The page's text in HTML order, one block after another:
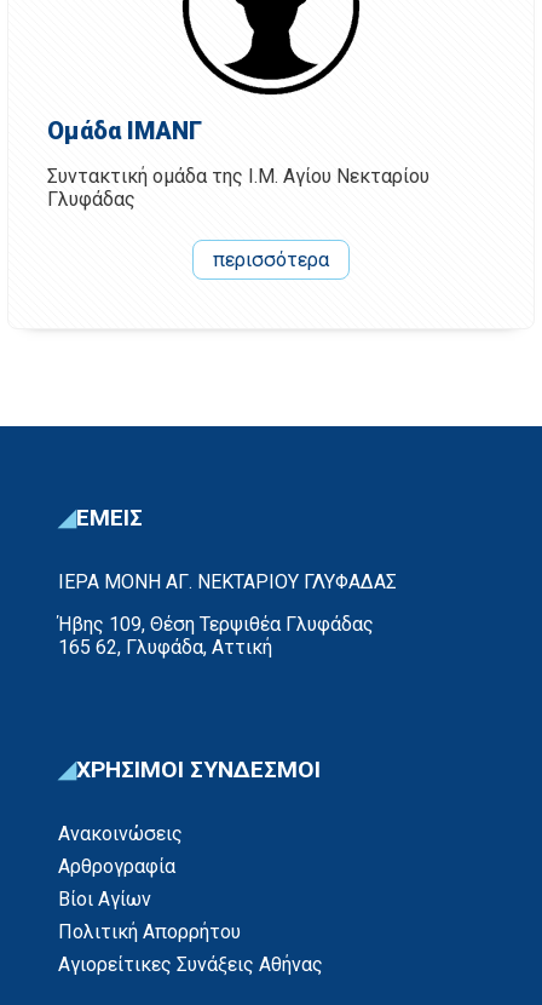
Ομάδα ΙΜΑΝΓ
Συντακτική ομάδα της Ι.Μ. Αγίου Νεκταρίου
Γλυφάδας
περισσότερα
ΕΜΕΙΣ
ΙΕΡΑ ΜΟΝΗ ΑΓ. ΝΕΚΤΑΡΙΟΥ ΓΛΥΦΑΔΑΣ
Ήβης 109, Θέση Τερψιθέα Γλυφάδας
165 62, Γλυφάδα, Αττική
ΧΡΗΣΙΜΟΙ ΣΥΝΔΕΣΜΟΙ
Ανακοινώσεις
Αρθρογραφία
Βίοι Αγίων
Πολιτική Απορρήτου
Αγιορείτικες Συνάξεις Αθήνας